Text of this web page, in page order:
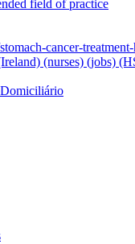
field of practice
cancer-
(nurses) (jobs)